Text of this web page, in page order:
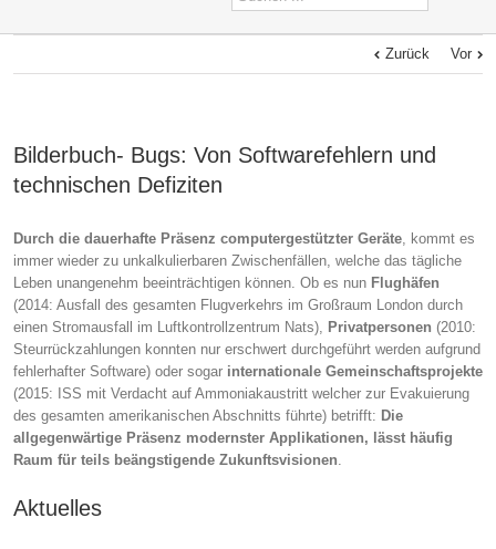
Zurück Vor
Bilderbuch- Bugs: Von Softwarefehlern und
technischen Defiziten
Durch die dauerhafte Präsenz computergestützter Geräte, kommt es
immer wieder zu unkalkulierbaren Zwischenfällen, welche das tägliche
Leben unangenehm beeinträchtigen können. Ob es nun Flughäfen
(2014: Ausfall des gesamten Flugverkehrs im Großraum London durch
einen Stromausfall im Luftkontrollzentrum Nats), Privatpersonen (2010:
Steurrückzahlungen konnten nur erschwert durchgeführt werden aufgrund
fehlerhafter Software) oder sogar internationale Gemeinschaftsprojekte
(2015: ISS mit Verdacht auf Ammoniakaustritt welcher zur Evakuierung
des gesamten amerikanischen Abschnitts führte) betrifft: Die
allgegenwärtige Präsenz modernster Applikationen, lässt häufig
Raum für teils beängstigende Zukunftsvisionen.
Aktuelles